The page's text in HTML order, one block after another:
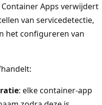
Apps verwijdert
van servicedetectie,
het configureren van
: elke container-app